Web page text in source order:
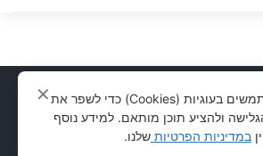
יצירת קשר|
חריש 24
| פרויקטים קבלניים|מדיניות פרטיות
אנו משתמשים בעוגיות (Cookies) כדי לשפר את
ולהציע תוכן מותאם. למידע נוסף
במדיניות הפרטיות שלנו.
✕